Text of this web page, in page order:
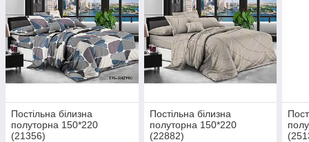
Постільна білизна
полуторна 150*220
(21356)
Постільна білизна
полуторна 150*220
(22882)